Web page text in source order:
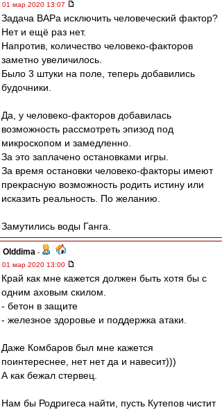
01 мар 2020 13:07
Задача ВАРа исключить человеческий фактор?
Нет и ещё раз нет.
Напротив, количество человеко-факторов
заметно увеличилось.
Было 3 штуки на поле, теперь добавились
будочники.
Да, у человеко-факторов добавилась
возможность рассмотреть эпизод под
микроскопом и замедленно.
За это заплачено остановками игры.
За время остановки человеко-факторы имеют
прекрасную возможность родить истину или
исказить реальность. По желанию.
Замутились воды Ганга.
Olddima -
01 мар 2020 13:00
Край как мне кажется должен быть хотя бы с
одним аховым скилом.
- бетон в защите
- железное здоровье и поддержка атаки.
Даже Комбаров был мне кажется
поинтереснее, нет нет да и навесит)))
А как бежал стервец.
Нам бы Родригеса найти, пусть Кутепов чистит